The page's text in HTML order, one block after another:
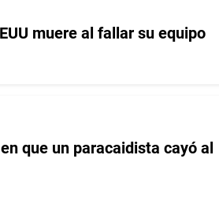
muere al fallar su equipo
que un paracaidista cayó al